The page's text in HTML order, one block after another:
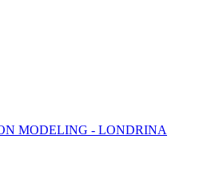
MODELING - LONDRINA